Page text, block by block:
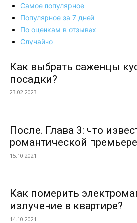
Самое популярное
Популярное за 7 дней
По оценкам в отзывах
Случайно
Как выбрать саженцы
посадки?
23.02.2023
После. Глава 3: что
романтической
15.10.2021
Как померить
излучение в квартире?
14.10.2021